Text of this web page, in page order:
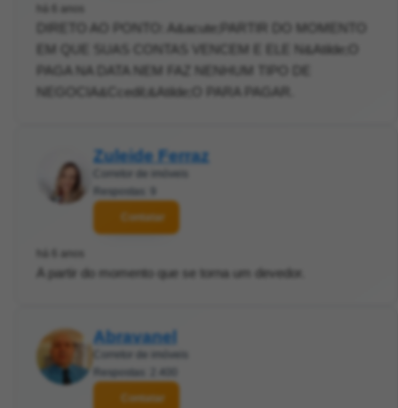
há 6 anos
DIRETO AO PONTO: A&acute;PARTIR DO MOMENTO
EM QUE SUAS CONTAS VENCEM E ELE N&Atilde;O
PAGA NA DATA NEM FAZ NENHUM TIPO DE
NEGOCIA&Ccedil;&Atilde;O PARA PAGAR.
Zuleide Ferraz
Corretor de imóveis
Respostas: 9
Contatar
há 6 anos
A partir do momento que se torna um devedor.
Abravanel
Corretor de imóveis
Respostas: 2.400
Contatar